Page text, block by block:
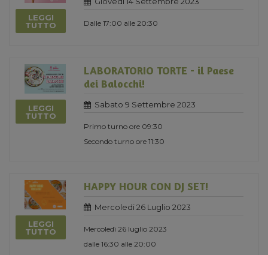
LEGGI
TUTTO
Dalle 17:00 alle 20:30
LEGGI
TUTTO
LABORATORIO TORTE - il Paese
dei Balocchi!
Sabato 9 Settembre 2023
Primo turno ore 09:30
Secondo turno ore 11:30
LEGGI
TUTTO
HAPPY HOUR CON DJ SET!
Mercoledi 26 Luglio 2023
Mercoledì 26 luglio 2023
dalle 16:30 alle 20:00